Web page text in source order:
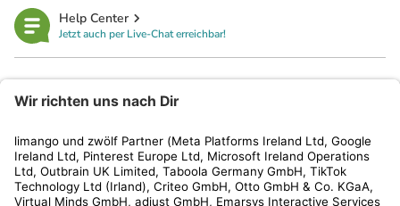
Help Center
Jetzt auch per Live-Chat erreichbar!
Kundenservice